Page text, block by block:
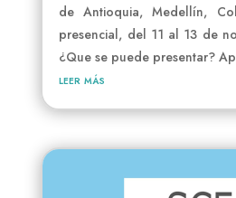
de Antioquia, Medellín,
presencial, del 11 al 13 de
¿Que se puede presentar?
leer más